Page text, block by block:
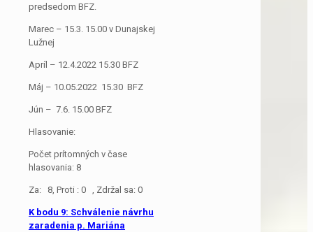
predsedom BFZ.
Marec – 15.3. 15.00 v Dunajskej
Lužnej
Apríl – 12.4.2022 15.30 BFZ
Máj – 10.05.2022 15.30 BFZ
Jún – 7.6. 15.00 BFZ
Hlasovanie:
Počet prítomných v čase
hlasovania: 8
Za: 8, Proti : 0 , Zdržal sa: 0
K bodu 9: Schválenie návrhu
zaradenia p. Mariána